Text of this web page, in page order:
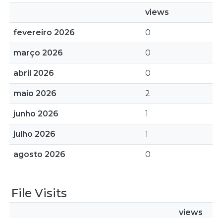
views
fevereiro 2026 0
março 2026 0
abril 2026 0
maio 2026 2
junho 2026 1
julho 2026 1
agosto 2026 0
File Visits
views